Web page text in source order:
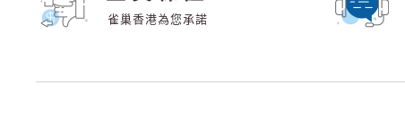
雀巢香港為您承諾